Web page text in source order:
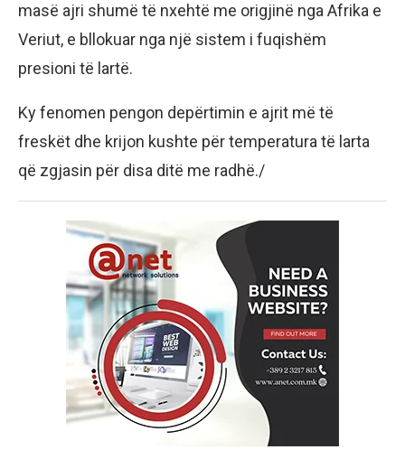
masë ajri shumë të nxehtë me origjinë nga Afrika e
Veriut, e bllokuar nga një sistem i fuqishëm
presioni të lartë.
Ky fenomen pengon depërtimin e ajrit më të
freskët dhe krijon kushte për temperatura të larta
që zgjasin për disa ditë me radhë./